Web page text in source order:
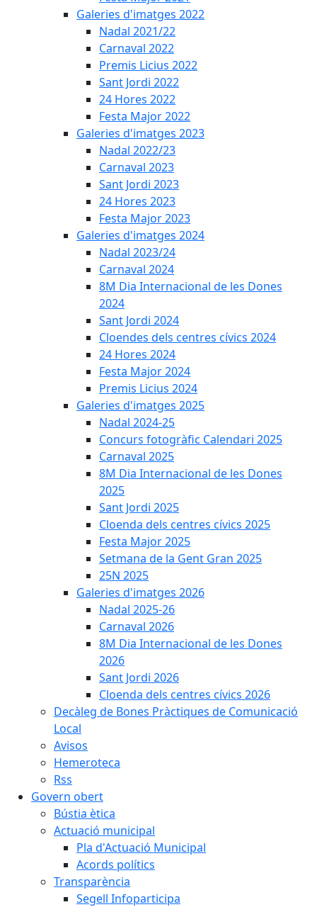
Galeries d'imatges 2022
Nadal 2021/22
Carnaval 2022
Premis Licius 2022
Sant Jordi 2022
24 Hores 2022
Festa Major 2022
Galeries d'imatges 2023
Nadal 2022/23
Carnaval 2023
Sant Jordi 2023
24 Hores 2023
Festa Major 2023
Galeries d'imatges 2024
Nadal 2023/24
Carnaval 2024
8M Dia Internacional de les Dones
2024
Sant Jordi 2024
Cloendes dels centres cívics 2024
24 Hores 2024
Festa Major 2024
Premis Licius 2024
Galeries d'imatges 2025
Nadal 2024-25
Concurs fotogràfic Calendari 2025
Carnaval 2025
8M Dia Internacional de les Dones
2025
Sant Jordi 2025
Cloenda dels centres cívics 2025
Festa Major 2025
Setmana de la Gent Gran 2025
25N 2025
Galeries d'imatges 2026
Nadal 2025-26
Carnaval 2026
8M Dia Internacional de les Dones
2026
Sant Jordi 2026
Cloenda dels centres cívics 2026
Decàleg de Bones Pràctiques de Comunicació
Local
Avisos
Hemeroteca
Rss
Govern obert
Bústia ètica
Actuació municipal
Pla d'Actuació Municipal
Acords polítics
Transparència
Segell Infoparticipa